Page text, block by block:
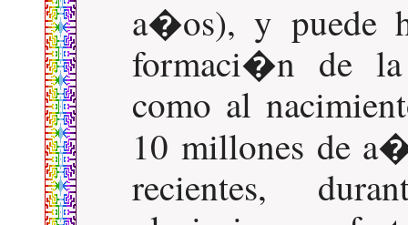
a�os), y puede
formaci�n de
como al
10 millones de
recientes,